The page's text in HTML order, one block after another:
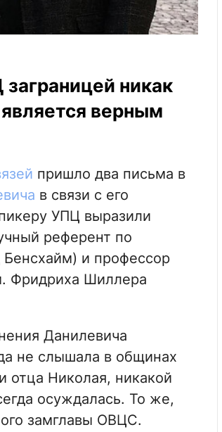
никак
верным
пришло два письма в
в связи с его
УПЦ выразили
референт по
и профессор
Фридриха Шиллера
Данилевича
не слышала в общинах
отца Николая, никакой
осуждалась. То же,
замглавы ОВЦС.